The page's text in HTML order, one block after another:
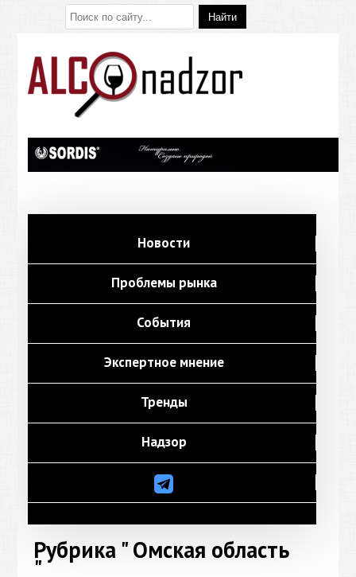
Новости
Проблемы рынка
События
Экспертное мнение
Тренды
Надзор
Рубрика " Омская область
"